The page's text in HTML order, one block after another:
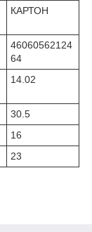
КАРТОН
46060562124
64
14.02
30.5
16
23